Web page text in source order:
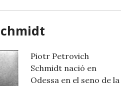
Piotr Petrovich
Schmidt nació en
Odessa en el seno de la